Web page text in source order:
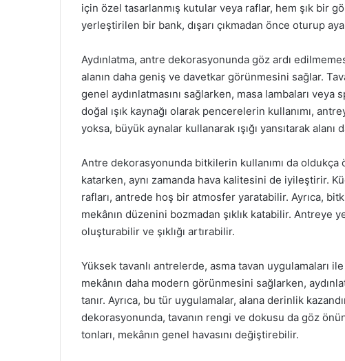
için özel tasarlanmış kutular veya raflar, hem şık bir
yerleştirilen bir bank, dışarı çıkmadan önce oturup
Aydınlatma, antre dekorasyonunda göz ardı
alanın daha geniş ve davetkar görünmesini sağlar.
genel aydınlatmasını sağlarken, masa lambaları veya
doğal ışık kaynağı olarak pencerelerin kullanımı,
yoksa, büyük aynalar kullanarak ışığı yansıtarak
Antre dekorasyonunda bitkilerin kullanımı da oldukça
katarken, aynı zamanda hava kalitesini de iyileştirir.
rafları, antrede hoş bir atmosfer yaratabilir. Ayrıca,
mekânın düzenini bozmadan şıklık katabilir. Antreye
oluşturabilir ve şıklığı artırabilir.
Yüksek tavanlı antrelerde, asma tavan uygulamaları
mekânın daha modern görünmesini sağlarken,
tanır. Ayrıca, bu tür uygulamalar, alana derinlik
dekorasyonunda, tavanın rengi ve dokusu da göz
tonları, mekânın genel havasını değiştirebilir.